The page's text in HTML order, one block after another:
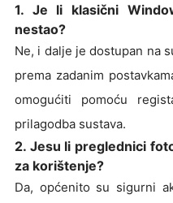
1. Je li klasični
nestao?
Ne, i dalje je dostupan na
prema zadanim
omogućiti pomoću
prilagodba sustava.
2. Jesu li preglednici
za korištenje?
Da, općenito su sigurni